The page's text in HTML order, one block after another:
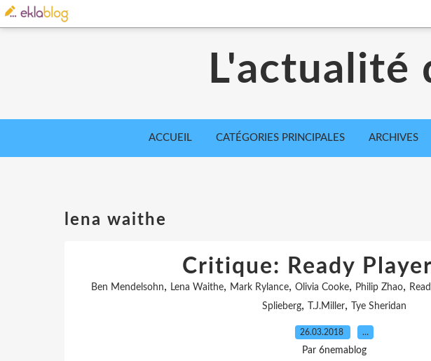
L'actualité
ACCUEIL CATÉGORIES PRINCIPALES ARCHIVES
lena waithe
Critique: Ready
Ben Mendelsohn, Lena Waithe, Mark Rylance, Olivia Cooke, Philip Zhao,
Splieberg, T.J.Miller, Tye Sheridan
26.03.2018 …
Par 6nemablog